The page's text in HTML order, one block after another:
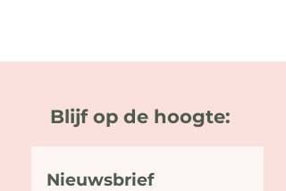
Blijf op de hoogte:
Nieuwsbrief